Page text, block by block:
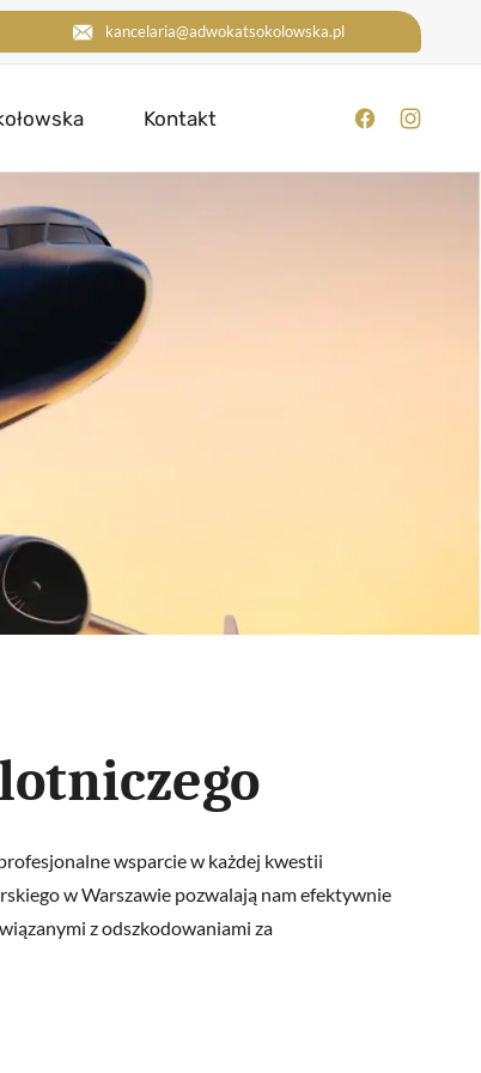
kancelaria@adwokatsokolowska.pl
Kontakt
wsparcie w każdej kwestii
w Warszawie pozwalają nam efektywnie
z odszkodowaniami za